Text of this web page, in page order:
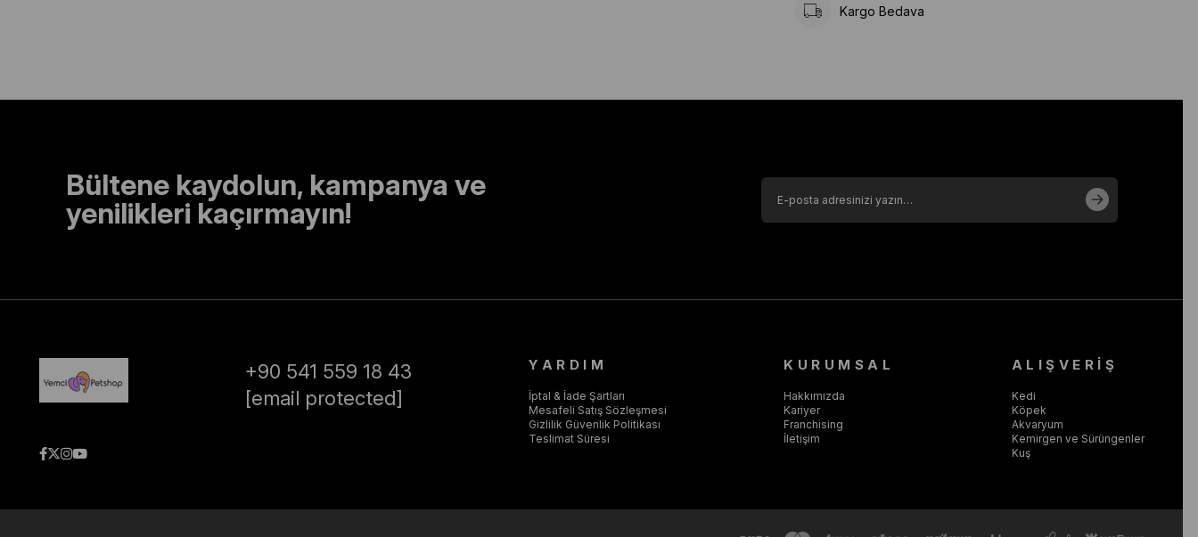
Kargo Bedava
Bültene kaydolun, kampanya ve
yenilikleri kaçırmayın!
+90 541 559 18 43
[email protected]
YARDIM
İptal & İade Şartları
Mesafeli Satış Sözleşmesi
Gizlilik Güvenlik Politikası
Teslimat Süresi
KURUMSAL
Hakkımızda
Kariyer
Franchising
İletişim
ALIŞVERİŞ
Kedi
Köpek
Akvaryum
Kemirgen ve Sürüngenler
Kuş